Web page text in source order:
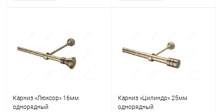
Карниз «Люксор» 16мм
однорядный
Карниз «Цилиндр» 25мм
однорядный